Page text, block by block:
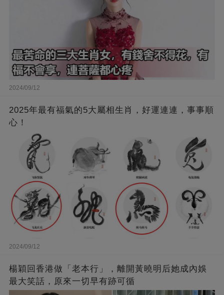
2024/09/12
2025年最有福氣的5大屬相生肖，好運連連，事事順
心！
2024/09/12
楊穎回香港做「老本行」，離開黃曉明后她成內娛
最大笑話，原來一切早有跡可循